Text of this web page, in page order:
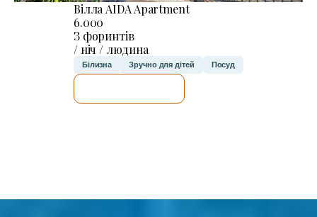
Вілла AIDA Apartment
6.000
З форинтів
/ ніч / людина
Білизна Зручно для дітей Посуд